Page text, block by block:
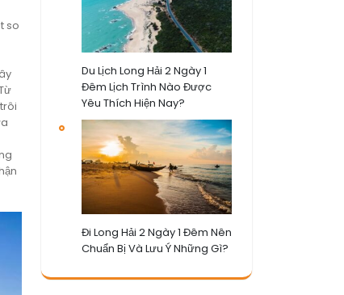
so
Du Lịch Long Hải 2 Ngày 1
Đêm Lịch Trình Nào Được
Yêu Thích Hiện Nay?
Đi Long Hải 2 Ngày 1 Đêm Nên
Chuẩn Bị Và Lưu Ý Những Gì?